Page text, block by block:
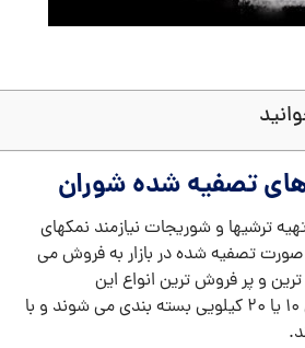
تصفیه شده شوران
ترشیها و شوریجات نیازمند نمکهای
تصفیه شده در بازار به فروش می
و پر فروش ترین انواع این
محصولات در کیسه های 10 یا 20 کیلویی بسته بندی می شوند و با